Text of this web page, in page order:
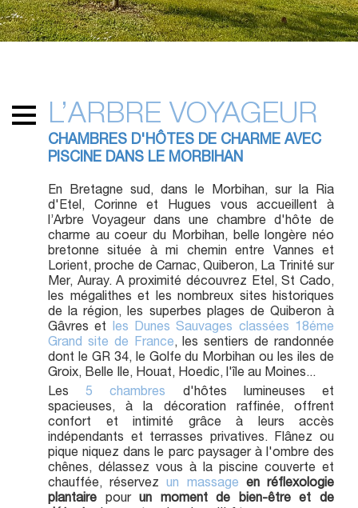
L’ARBRE VOYAGEUR
CHAMBRES D'HÔTES DE CHARME AVEC
PISCINE DANS LE MORBIHAN
En Bretagne sud, dans le Morbihan, sur la Ria
d'Etel, Corinne et Hugues vous accueillent à
l’Arbre Voyageur dans une chambre d'hôte de
charme au coeur du Morbihan, belle longère néo
bretonne située à mi chemin entre Vannes et
Lorient, proche de Carnac, Quiberon, La Trinité sur
Mer, Auray. A proximité découvrez Etel, St Cado,
les mégalithes et les nombreux sites historiques
de la région, les superbes plages de Quiberon à
Gâvres et
les Dunes Sauvages classées 18éme
Grand site de France, les sentiers de randonnée
dont le GR 34, le Golfe du Morbihan ou les iles de
Groix, Belle Ile, Houat, Hoedic, l'île au Moines...
Les 5 chambres
d'hôtes lumineuses et
spacieuses, à la décoration raffinée, offrent
confort et intimité grâce à leurs accès
indépendants et terrasses privatives. Flânez ou
pique niquez dans le parc paysager à l'ombre des
chênes, délassez vous à la piscine couverte et
chauffée, réservezun massage
en réflexologie
plantaire pourun moment de bien-être et de